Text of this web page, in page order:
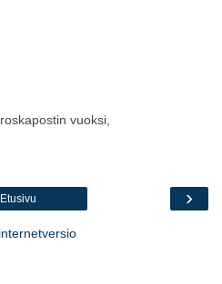
vuoksi,
›
Etusivu